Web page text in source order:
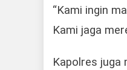
“Kami ingin
Kami jaga
Kapolres juga